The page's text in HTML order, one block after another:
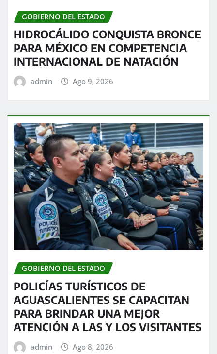
GOBIERNO DEL ESTADO
HIDROCÁLIDO CONQUISTA BRONCE
PARA MÉXICO EN COMPETENCIA
INTERNACIONAL DE NATACIÓN
admin Ago 9, 2026
GOBIERNO DEL ESTADO
POLICÍAS TURÍSTICOS DE
AGUASCALIENTES SE CAPACITAN
PARA BRINDAR UNA MEJOR
ATENCIÓN A LAS Y LOS VISITANTES
admin Ago 8, 2026